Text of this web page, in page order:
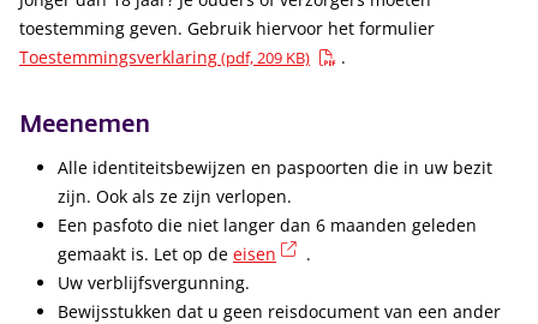
toestemming geven. Gebruik hiervoor het formulier
Toestemmingsverklaring(pdf, 209 KB) .
Meenemen
Alle identiteitsbewijzen en paspoorten die in uw bezit
zijn. Ook als ze zijn verlopen.
Een pasfoto die niet langer dan 6 maanden geleden
gemaakt is. Let op de eisen (externe link)
.
Uw verblijfsvergunning.
Bewijsstukken dat u geen reisdocument van een ander